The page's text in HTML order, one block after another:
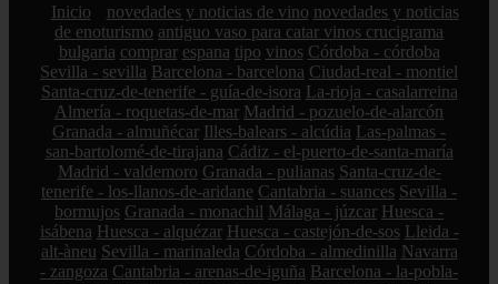
Inicio novedades y noticias de vino novedades y noticias
de enoturismo antiguo vaso para catar vinos crucigrama
bulgaria comprar espana tipo vinos Córdoba - córdoba
Sevilla - sevilla Barcelona - barcelona Ciudad-real - montiel
Santa-cruz-de-tenerife - guía-de-isora La-rioja - casalarreina
Almería - roquetas-de-mar Madrid - pozuelo-de-alarcón
Granada - almuñécar Illes-balears - alcúdia Las-palmas -
san-bartolomé-de-tirajana Cádiz - el-puerto-de-santa-maría
Madrid - valdemoro Granada - pulianas Santa-cruz-de-
tenerife - los-llanos-de-aridane Cantabria - suances Sevilla -
bormujos Granada - monachil Málaga - júzcar Huesca -
isábena Huesca - alquézar Huesca - castejón-de-sos Lleida -
alt-àneu Sevilla - marinaleda Córdoba - almedinilla Navarra
- zangoza Cantabria - arenas-de-iguña Barcelona - la-pobla-